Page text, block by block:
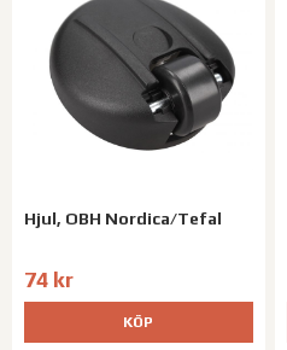
Hjul, OBH Nordica/Tefal
74 kr
KÖP